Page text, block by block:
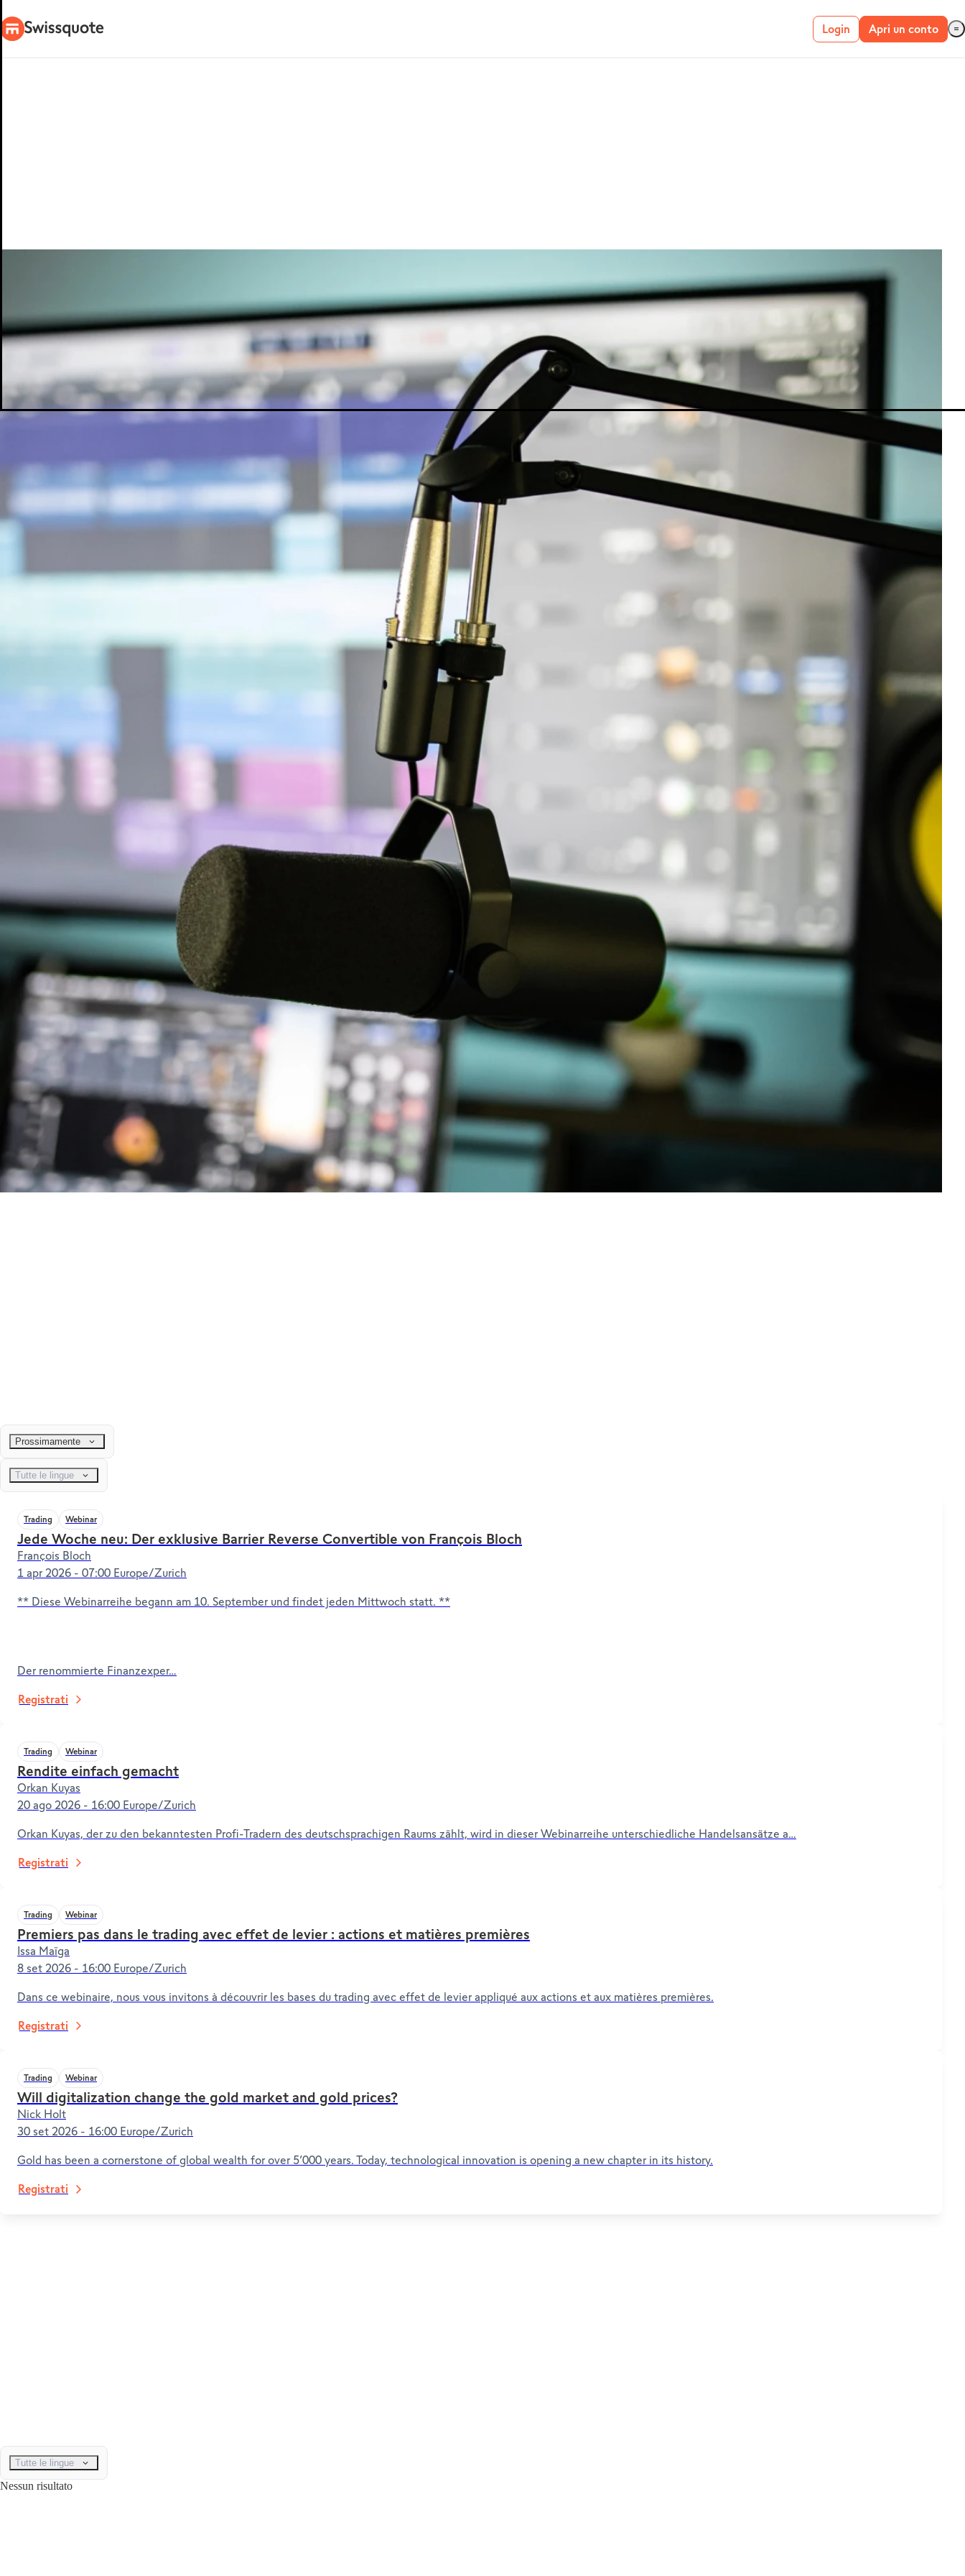
Login
MetaTrader 5
Apri un conto
Prossimamente
Tutte le lingue
Trading Webinar
Jede Woche neu: Der exklusive Barrier Reverse Convertible von François Bloch
François Bloch
1 apr 2026 - 07:00 Europe/Zurich
** Diese Webinarreihe begann am 10. September und findet jeden Mittwoch statt. **
Der renommierte Finanzexper…
Registrati
Trading Webinar
Rendite einfach gemacht
Orkan Kuyas
20 ago 2026 - 16:00 Europe/Zurich
Orkan Kuyas, der zu den bekanntesten Profi-Tradern des deutschsprachigen Raums zählt, wird in dieser Webinarreihe unterschiedliche Handelsansätze a…
Registrati
Trading Webinar
Premiers pas dans le trading avec effet de levier : actions et matières premières
Issa Maïga
8 set 2026 - 16:00 Europe/Zurich
Dans ce webinaire, nous vous invitons à découvrir les bases du trading avec effet de levier appliqué aux actions et aux matières premières.
Registrati
Trading Webinar
Will digitalization change the gold market and gold prices?
Nick Holt
30 set 2026 - 16:00 Europe/Zurich
Gold has been a cornerstone of global wealth for over 5’000 years. Today, technological innovation is opening a new chapter in its history.
Registrati
Tutte le lingue
Nessun risultato